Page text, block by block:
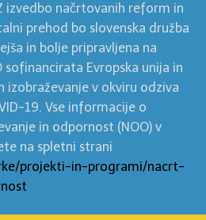
izvedbo načrtovanih reform in
prehod bo slovenska družba
in bolje pripravljena na
sofinancirata Evropska unija in
izobraževanje v okviru odziva
19. Vse informacije o
in odpornost (NOO) v
na spletni strani
projekti-in-programi/nacrt-